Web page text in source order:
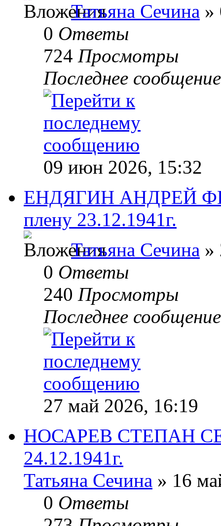
Татьяна Сечина »
0 Ответы
724 Просмотры
Последнее
09 июн 2026, 15:32
ЕНДЯГИН АНДРЕЙ
плену 23.12.1941г.
Татьяна Сечина »
0 Ответы
240 Просмотры
Последнее
27 май 2026, 16:19
НОСАРЕВ СТЕПАН
24.12.1941г.
Татьяна Сечина » 16
0 Ответы